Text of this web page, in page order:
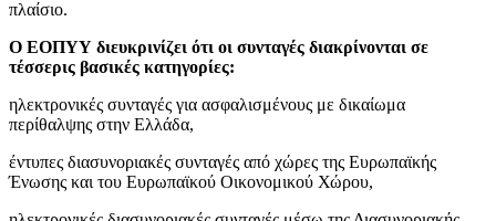
πλαίσιο.
Ο ΕΟΠΥΥ διευκρινίζει ότι οι συνταγές διακρίνονται σε
τέσσερις βασικές κατηγορίες:
ηλεκτρονικές συνταγές για ασφαλισμένους με δικαίωμα
περίθαλψης στην Ελλάδα,
έντυπες διασυνοριακές συνταγές από χώρες της Ευρωπαϊκής
Ένωσης και του Ευρωπαϊκού Οικονομικού Χώρου,